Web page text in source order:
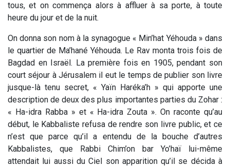
tous, et on commença alors à affluer à sa porte, à toute
heure du jour et de la nuit.
On donna son nom à la synagogue « Min’hat Yéhouda » dans
le quartier de Ma’hané Yéhouda. Le Rav monta trois fois de
Bagdad en Israël. La première fois en 1905, pendant son
court séjour à Jérusalem il eut le temps de publier son livre
jusque-là tenu secret, « Yaïn Haréka’h » qui apporte une
description de deux des plus importantes parties du Zohar :
« Ha-idra Rabba » et « Ha-idra Zouta ». On raconte qu’au
début, le Kabbaliste refusa de rendre son livre public, et ce
n’est que parce qu’il a entendu de la bouche d’autres
Kabbalistes, que Rabbi Chim’on bar Yo’haï lui-même
attendait lui aussi du Ciel son apparition qu’il se décida à